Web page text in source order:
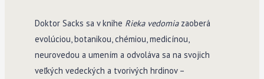
Doktor Sacks sa v knihe Rieka vedomiazaoberá
evolúciou, botanikou, chémiou, medicínou,
neurovedou a umením a odvoláva sa na svojich
veľkých vedeckých a tvorivých hrdinov –